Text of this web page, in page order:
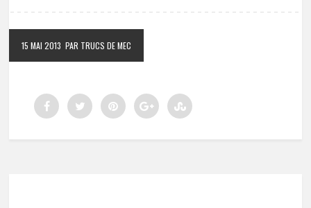
15 MAI 2013 PAR TRUCS DE MEC